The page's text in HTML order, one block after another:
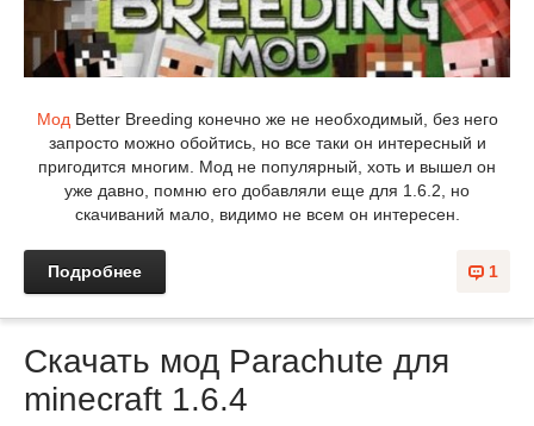
Мод Better Breeding конечно же не необходимый, без него
запросто можно обойтись, но все таки он интересный и
пригодится многим. Мод не популярный, хоть и вышел он
уже давно, помню его добавляли еще для 1.6.2, но
скачиваний мало, видимо не всем он интересен.
1
Подробнее
Скачать мод Parachute для
minecraft 1.6.4